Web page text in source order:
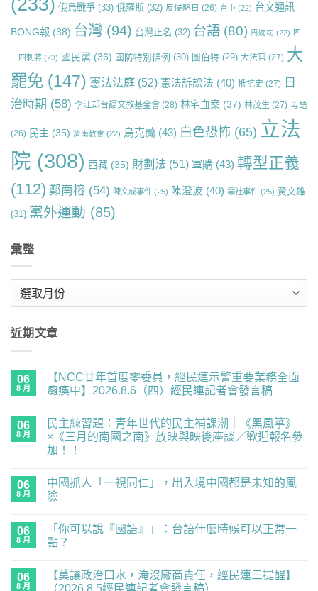
俄烏戰爭 (33) 俄羅斯 (32) 反侵略日 (26) 台中 (22) 台文通訊
BONG報 (38) 台灣 (94) 台灣正名 (32) 台語 (80) 周婉窈 (22) 四
二四刺蔣 (23) 國民黨 (36) 國防特別條例 (30) 圖伯特 (29) 大法官 (27) 大
罷免 (147) 憲法法庭 (52) 憲法訴訟法 (40) 抵抗史 (27) 日
治時期 (58) 李江却台語文教基金會 (28) 林宅血案 (37) 林茂生 (27) 母語
(26) 民主 (35) 濟南教會 (22) 烏克蘭 (43) 白色恐怖 (65) 立法
院 (308) 西藏 (35) 財劃法 (51) 軍購 (43) 轉型正義
(112) 鄭南榕 (54) 陳文成事件 (25) 陳澄波 (40) 霧社事件 (25) 黃文雄
(31) 黨外運動 (85)
彙整
近期文章
06
8 月
【NCC廿年首度零委員，經民連示警重要業務全面
癱瘓中】2026.8.6（四）經民連記者會發言稿
廿
首
度
員，
經
民
要
留
言
06
8 月
民主練習題：青年世代的民主補課潮｜《黑風箏》
×《三月的南國之南》放映與映後座談／歡迎報名參
加！！
主
練
習
世
代
留
言
06
8 月
中國抓人「一視同仁」，出入境中國都是未知的風
險
抓
人
仁」，
言
06
8 月
「你可以說『國語』」：台語什麼時候可以正常一
點？
06
8 月
【莫讓政治口水，淹沒廠商責任，經民連三提醒】
（2026.8.5經民連記者會發言稿）